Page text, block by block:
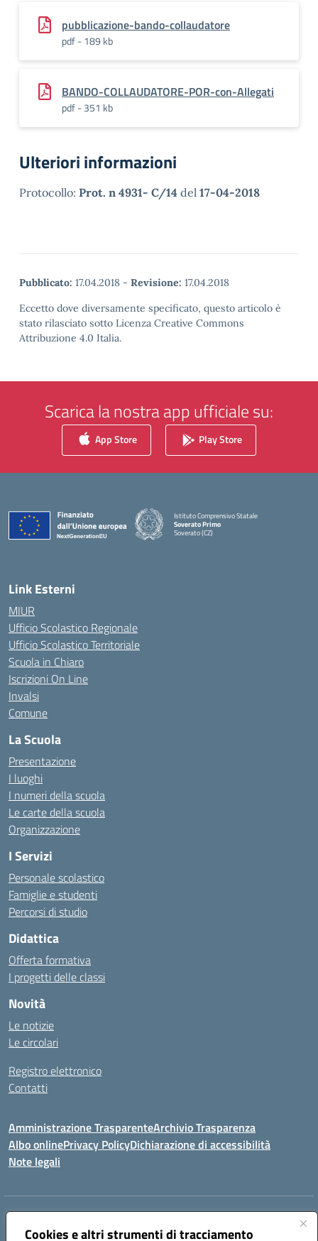
Cookies e altri strumenti di tracciamento
pubblicazione-bando-collaudatore
pdf - 189 kb
BANDO-COLLAUDATORE-POR-con-Allegati
pdf - 351 kb
Ulteriori informazioni
Protocollo: Prot. n 4931- C/14 del 17-04-2018
Pubblicato: 17.04.2018 - Revisione: 17.04.2018
Eccetto dove diversamente specificato, questo articolo è
stato rilasciato sotto Licenza Creative Commons
Attribuzione 4.0 Italia.
Scarica la nostra app ufficiale su:
App Store Play Store
Istituto Comprensivo Statale
Soverato Primo
Soverato (CZ)
Link Esterni
MIUR
Ufficio Scolastico Regionale
Ufficio Scolastico Territoriale
Scuola in Chiaro
Iscrizioni On Line
Invalsi
Comune
La Scuola
Presentazione
I luoghi
I numeri della scuola
Le carte della scuola
Organizzazione
I Servizi
Personale scolastico
Famiglie e studenti
Percorsi di studio
Didattica
Offerta formativa
I progetti delle classi
Novità
Le notizie
Le circolari
Registro elettronico
Contatti
Amministrazione TrasparenteArchivio Trasparenza
Albo onlinePrivacy PolicyDichiarazione di accessibilità
Note legali
Indirizzo:
Centralino:096721161 Email:czic869004@istruzione.it